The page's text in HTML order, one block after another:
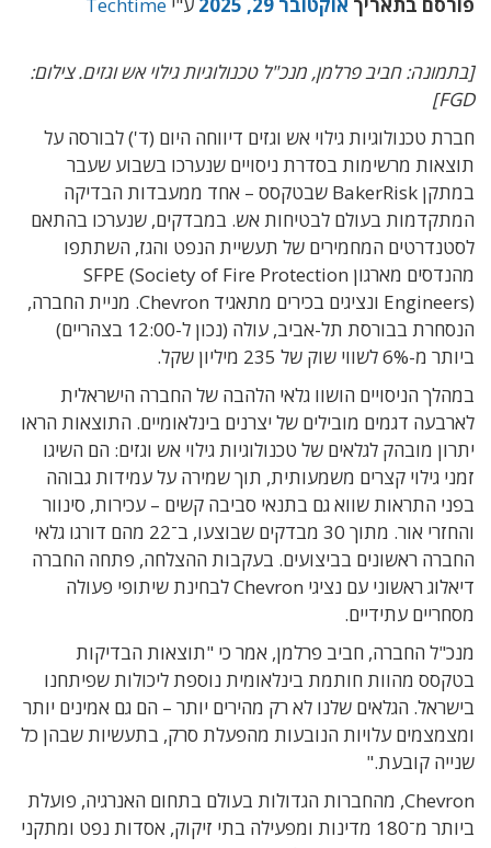
[בתמונה: חביב פרלמן, מנכ"ל טכנולוגיות גילוי אש וגזים. צילום:
FGD]
חברת טכנולוגיות גילוי אש וגזים דיווחה היום (ד') לבורסה על
תוצאות מרשימות בסדרת ניסויים שנערכו בשבוע שעבר
במתקן BakerRisk שבטקסס – אחד ממעבדות הבדיקה
המתקדמות בעולם לבטיחות אש. במבדקים, שנערכו בהתאם
לסטנדרטים המחמירים של תעשיית הנפט והגז, השתתפו
מהנדסים מארגון SFPE (Society of Fire Protection
Engineers) ונציגים בכירים מתאגיד Chevron. מניית החברה,
הנסחרת בבורסת תל-אביב, עולה (נכון ל-12:00 בצהריים)
ביותר מ-6% לשווי שוק של 235 מיליון שקל.
במהלך הניסויים הושוו גלאי הלהבה של החברה הישראלית
לארבעה דגמים מובילים של יצרנים בינלאומיים. התוצאות הראו
יתרון מובהק לגלאים של טכנולוגיות גילוי אש וגזים: הם השיגו
זמני גילוי קצרים משמעותית, תוך שמירה על עמידות גבוהה
בפני התראות שווא גם בתנאי סביבה קשים – עכירות, סינוור
והחזרי אור. מתוך 30 מבדקים שבוצעו, ב־22 מהם דורגו גלאי
החברה ראשונים בביצועים. בעקבות ההצלחה, פתחה החברה
דיאלוג ראשוני עם נציגי Chevron לבחינת שיתופי פעולה
מסחריים עתידיים.
מנכ"ל החברה, חביב פרלמן, אמר כי "תוצאות הבדיקות
בטקסס מהוות חותמת בינלאומית נוספת ליכולות שפיתחנו
בישראל. הגלאים שלנו לא רק מהירים יותר – הם גם אמינים יותר
ומצמצמים עלויות הנובעות מהפעלת סרק, בתעשיות שבהן כל
שנייה קובעת."
Chevron, מהחברות הגדולות בעולם בתחום האנרגיה, פועלת
ביותר מ־180 מדינות ומפעילה בתי זיקוק, אסדות נפט ומתקני